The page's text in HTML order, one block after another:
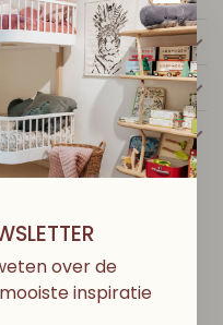
IENOOK
over de
inspiratie